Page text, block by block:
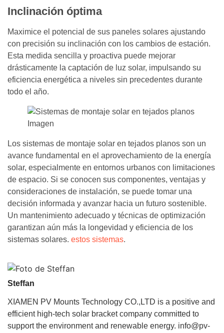
Inclinación óptima
Maximice el potencial de sus paneles solares ajustando
con precisión su inclinación con los cambios de estación.
Esta medida sencilla y proactiva puede mejorar
drásticamente la captación de luz solar, impulsando su
eficiencia energética a niveles sin precedentes durante
todo el año.
Los sistemas de montaje solar en tejados planos son un
avance fundamental en el aprovechamiento de la energía
solar, especialmente en entornos urbanos con limitaciones
de espacio. Si se conocen sus componentes, ventajas y
consideraciones de instalación, se puede tomar una
decisión informada y avanzar hacia un futuro sostenible.
Un mantenimiento adecuado y técnicas de optimización
garantizan aún más la longevidad y eficiencia de los
sistemas solares. estos sistemas.
Steffan
XIAMEN PV Mounts Technology CO.,LTD is a positive and
efficient high-tech solar bracket company committed to
support the environment and renewable energy. info@pv-